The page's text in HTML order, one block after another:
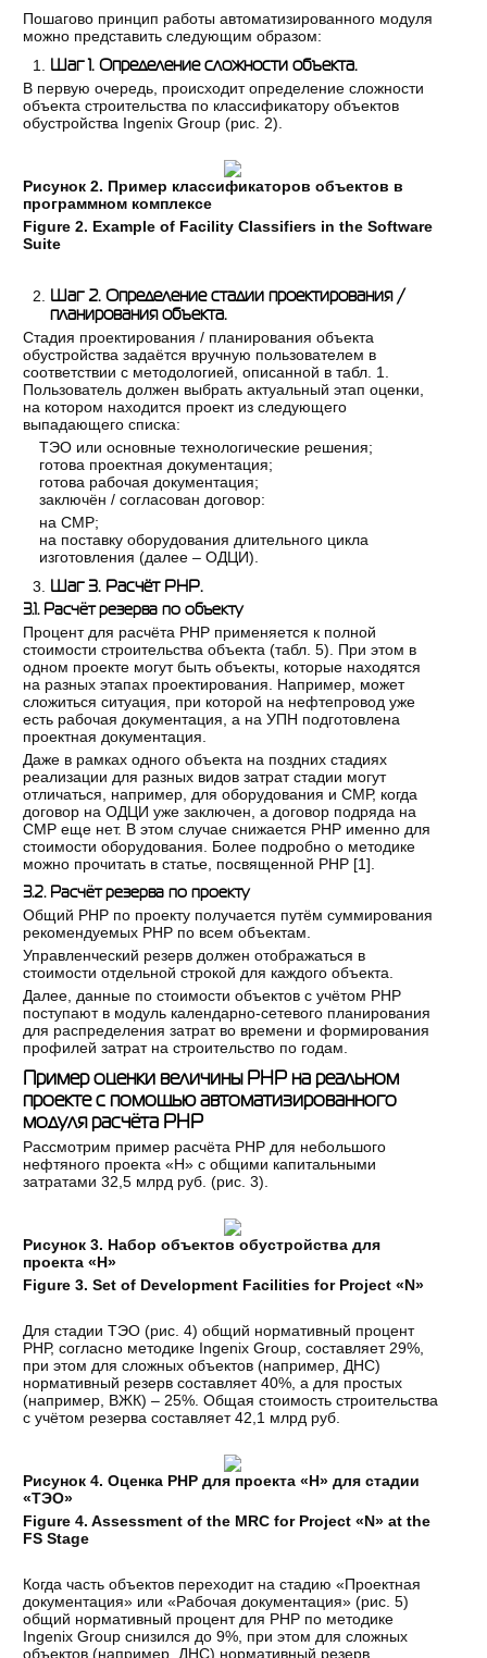
Пошагово принцип работы автоматизированного модуля
можно представить следующим образом:
Шаг 1. Определение сложности объекта.
В первую очередь, происходит определение сложности
объекта строительства по классификатору объектов
обустройства Ingenix Group (рис. 2).
Рисунок 2. Пример классификаторов объектов в
программном комплексе
Figure 2. Example of Facility Classifiers in the Software
Suite
Шаг 2. Определение стадии проектирования /
планирования объекта.
Стадия проектирования / планирования объекта
обустройства задаётся вручную пользователем в
соответствии с методологией, описанной в табл. 1.
Пользователь должен выбрать актуальный этап оценки,
на котором находится проект из следующего
выпадающего списка:
ТЭО или основные технологические решения;
готова проектная документация;
готова рабочая документация;
заключён / согласован договор:
на СМР;
на поставку оборудования длительного цикла
изготовления (далее – ОДЦИ).
Шаг 3. Расчёт РНР.
3.1. Расчёт резерва по объекту
Процент для расчёта РНР применяется к полной
стоимости строительства объекта (табл. 5). При этом в
одном проекте могут быть объекты, которые находятся
на разных этапах проектирования. Например, может
сложиться ситуация, при которой на нефтепровод уже
есть рабочая документация, а на УПН подготовлена
проектная документация.
Даже в рамках одного объекта на поздних стадиях
реализации для разных видов затрат стадии могут
отличаться, например, для оборудования и СМР, когда
договор на ОДЦИ уже заключен, а договор подряда на
СМР еще нет. В этом случае снижается РНР именно для
стоимости оборудования. Более подробно о методике
можно прочитать в статье, посвященной РНР [1].
3.2. Расчёт резерва по проекту
Общий РНР по проекту получается путём суммирования
рекомендуемых РНР по всем объектам.
Управленческий резерв должен отображаться в
стоимости отдельной строкой для каждого объекта.
Далее, данные по стоимости объектов с учётом РНР
поступают в модуль календарно-сетевого планирования
для распределения затрат во времени и формирования
профилей затрат на строительство по годам.
Пример оценки величины РНР на реальном
проекте с помощью автоматизированного
модуля расчёта РНР
Рассмотрим пример расчёта РНР для небольшого
нефтяного проекта «Н» с общими капитальными
затратами 32,5 млрд руб. (рис. 3).
Рисунок 3. Набор объектов обустройства для
проекта «Н»
Figure 3. Set of Development Facilities for Project «N»
Для стадии ТЭО (рис. 4) общий нормативный процент
РНР, согласно методике Ingenix Group, составляет 29%,
при этом для сложных объектов (например, ДНС)
нормативный резерв составляет 40%, а для простых
(например, ВЖК) – 25%. Общая стоимость строительства
с учётом резерва составляет 42,1 млрд руб.
Рисунок 4. Оценка РНР для проекта «Н» для стадии
«ТЭО»
Figure 4. Assessment of the MRC for Project «N» at the
FS Stage
Когда часть объектов переходит на стадию «Проектная
документация» или «Рабочая документация» (рис. 5)
общий нормативный процент для РНР по методике
Ingenix Group снизился до 9%, при этом для сложных
объектов (например, ДНС) нормативный резерв